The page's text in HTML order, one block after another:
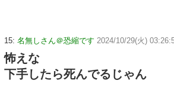
15: 名無しさん＠恐縮です 2024/10/29(火)
怖えな
下手したら死んでるじゃん